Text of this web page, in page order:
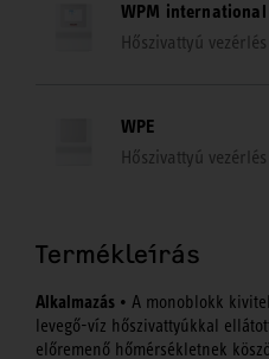
WPM international
Hőszivattyú vezérlés
WPE
Hőszivattyú vezérlés
Termékleírás
Alkalmazás • A monoblokk
levegő-víz hőszivattyúkkal
előremenő hőmérsékletnek